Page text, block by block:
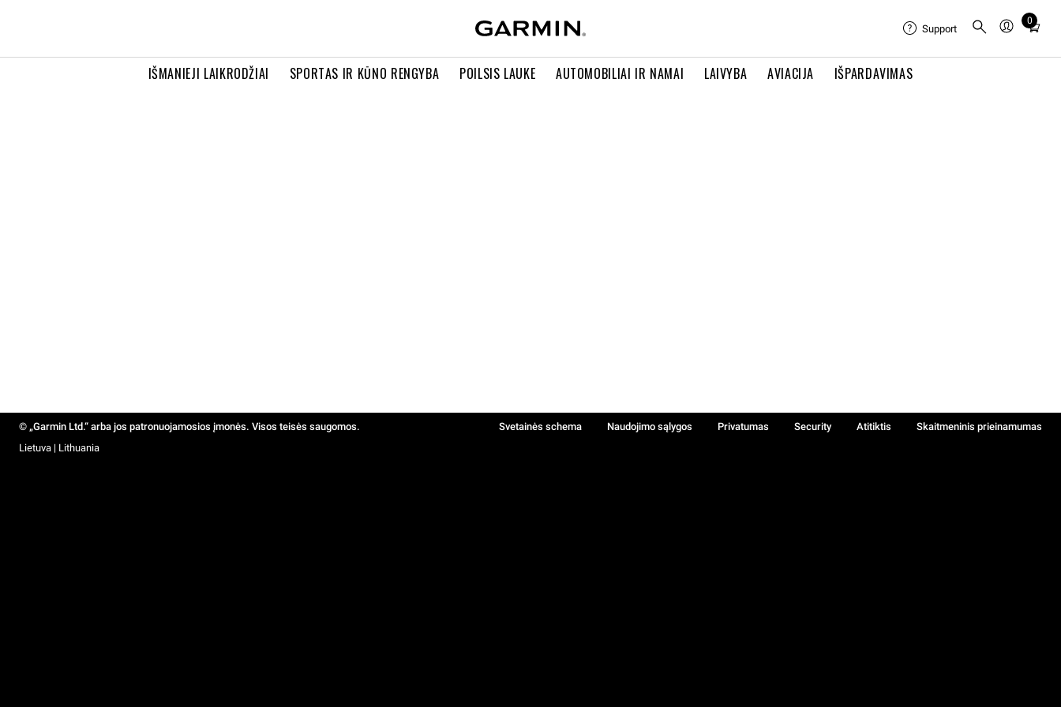
IŠMANIEJI LAIKRODŽIAI SPORTAS IR KŪNO RENGYBA POILSIS LAUKE AUTOMOBILIAI IR NAMAI LAIVYBA AVIACIJA IŠPARDAVIMAS
Support
0
Total
in
© „Garmin Ltd.“ arba jos patronuojamosios įmonės. Visos teisės saugomos. Svetainės schema Naudojimo sąlygos Privatumas Security Atitiktis
Skaitmeninis prieinamumas
Lietuva | Lithuania